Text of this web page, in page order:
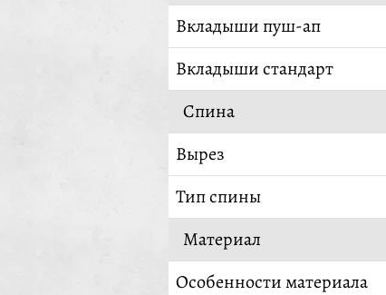
Вкладыши пуш-ап
Вкладыши стандарт
Спина
Вырез
Тип спины
Материал
Особенности материала